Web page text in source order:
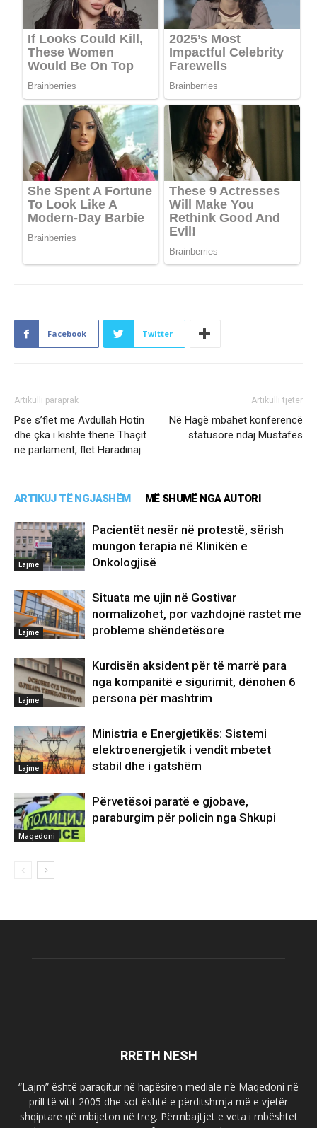
Facebook Twitter
Artikulli paraprak
Pse s’flet me Avdullah Hotin
dhe çka i kishte thënë Thaçit
në parlament, flet Haradinaj
Artikulli tjetër
Në Hagë mbahet konferencë
statusore ndaj Mustafës
ARTIKUJ TË NGJASHËM MË SHUMË NGA AUTORI
Lajme
Pacientët nesër në protestë, sërish
mungon terapia në Klinikën e
Onkologjisë
Lajme
Situata me ujin në Gostivar
normalizohet, por vazhdojnë rastet me
probleme shëndetësore
Lajme
Kurdisën aksident për të marrë para
nga kompanitë e sigurimit, dënohen 6
persona për mashtrim
Lajme
Ministria e Energjetikës: Sistemi
elektroenergjetik i vendit mbetet
stabil dhe i gatshëm
Maqedoni
Përvetësoi paratë e gjobave,
paraburgim për policin nga Shkupi
RRETH NESH
“Lajm” është paraqitur në hapësirën mediale në Maqedoni në
prill të vitit 2005 dhe sot është e përditshmja më e vjetër
shqiptare që mbijeton në treg. Përmbajtjet e veta i mbështet